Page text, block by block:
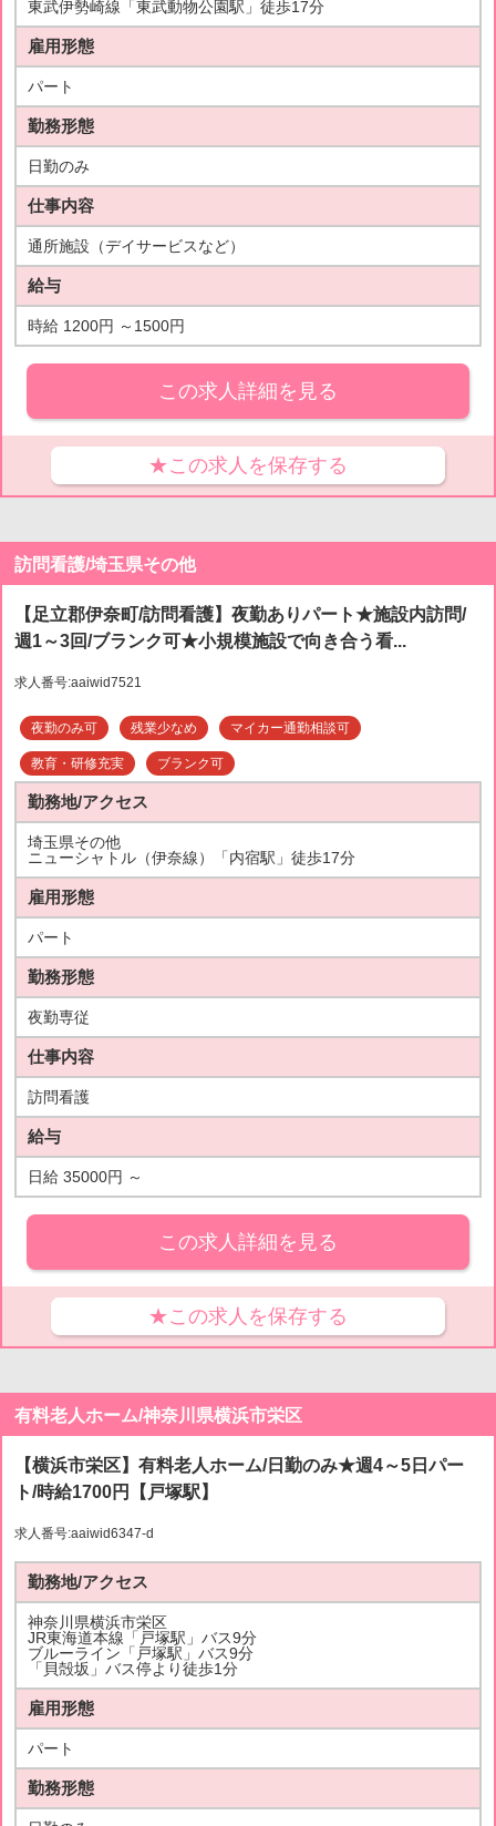
東武伊勢崎線「東武動物公園駅」徒歩17分
雇用形態
パート
勤務形態
日勤のみ
仕事内容
通所施設（デイサービスなど）
給与
時給 1200円 ～1500円
この求人詳細を見る
★この求人を保存する
訪問看護/埼玉県その他
【足立郡伊奈町/訪問看護】夜勤ありパート★施設内訪問/
週1～3回/ブランク可★小規模施設で向き合う看...
求人番号:aaiwid7521
夜勤のみ可 残業少なめ マイカー通勤相談可
教育・研修充実 ブランク可
勤務地/アクセス
埼玉県その他
ニューシャトル（伊奈線）「内宿駅」徒歩17分
雇用形態
パート
勤務形態
夜勤専従
仕事内容
訪問看護
給与
日給 35000円 ～
この求人詳細を見る
★この求人を保存する
有料老人ホーム/神奈川県横浜市栄区
【横浜市栄区】有料老人ホーム/日勤のみ★週4～5日パー
ト/時給1700円【戸塚駅】
求人番号:aaiwid6347-d
勤務地/アクセス
神奈川県横浜市栄区
JR東海道本線「戸塚駅」バス9分
ブルーライン「戸塚駅」バス9分
「貝殻坂」バス停より徒歩1分
雇用形態
パート
勤務形態